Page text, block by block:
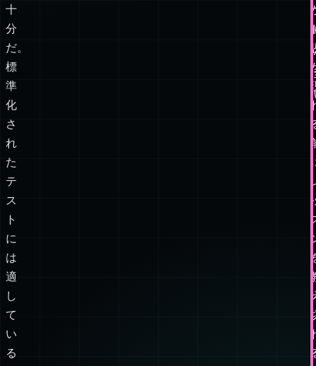
べ
る
に
は
不
十
分
だ。
標
準
化
さ
れ
た
テ
ス
ト
に
は